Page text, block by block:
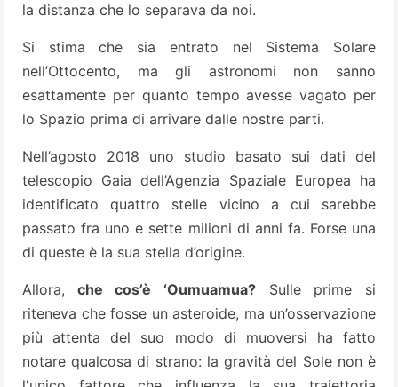
la distanza che lo separava da noi.
Si stima che sia entrato nel Sistema Solare
nell’Ottocento, ma gli astronomi non sanno
esattamente per quanto tempo avesse vagato per
lo Spazio prima di arrivare dalle nostre parti.
Nell’agosto 2018 uno studio basato sui dati del
telescopio Gaia dell’Agenzia Spaziale Europea ha
identificato quattro stelle vicino a cui sarebbe
passato fra uno e sette milioni di anni fa. Forse una
di queste è la sua stella d’origine.
Allora, che cos’è ‘Oumuamua? Sulle prime si
riteneva che fosse un asteroide, ma un’osservazione
più attenta del suo modo di muoversi ha fatto
notare qualcosa di strano: la gravità del Sole non è